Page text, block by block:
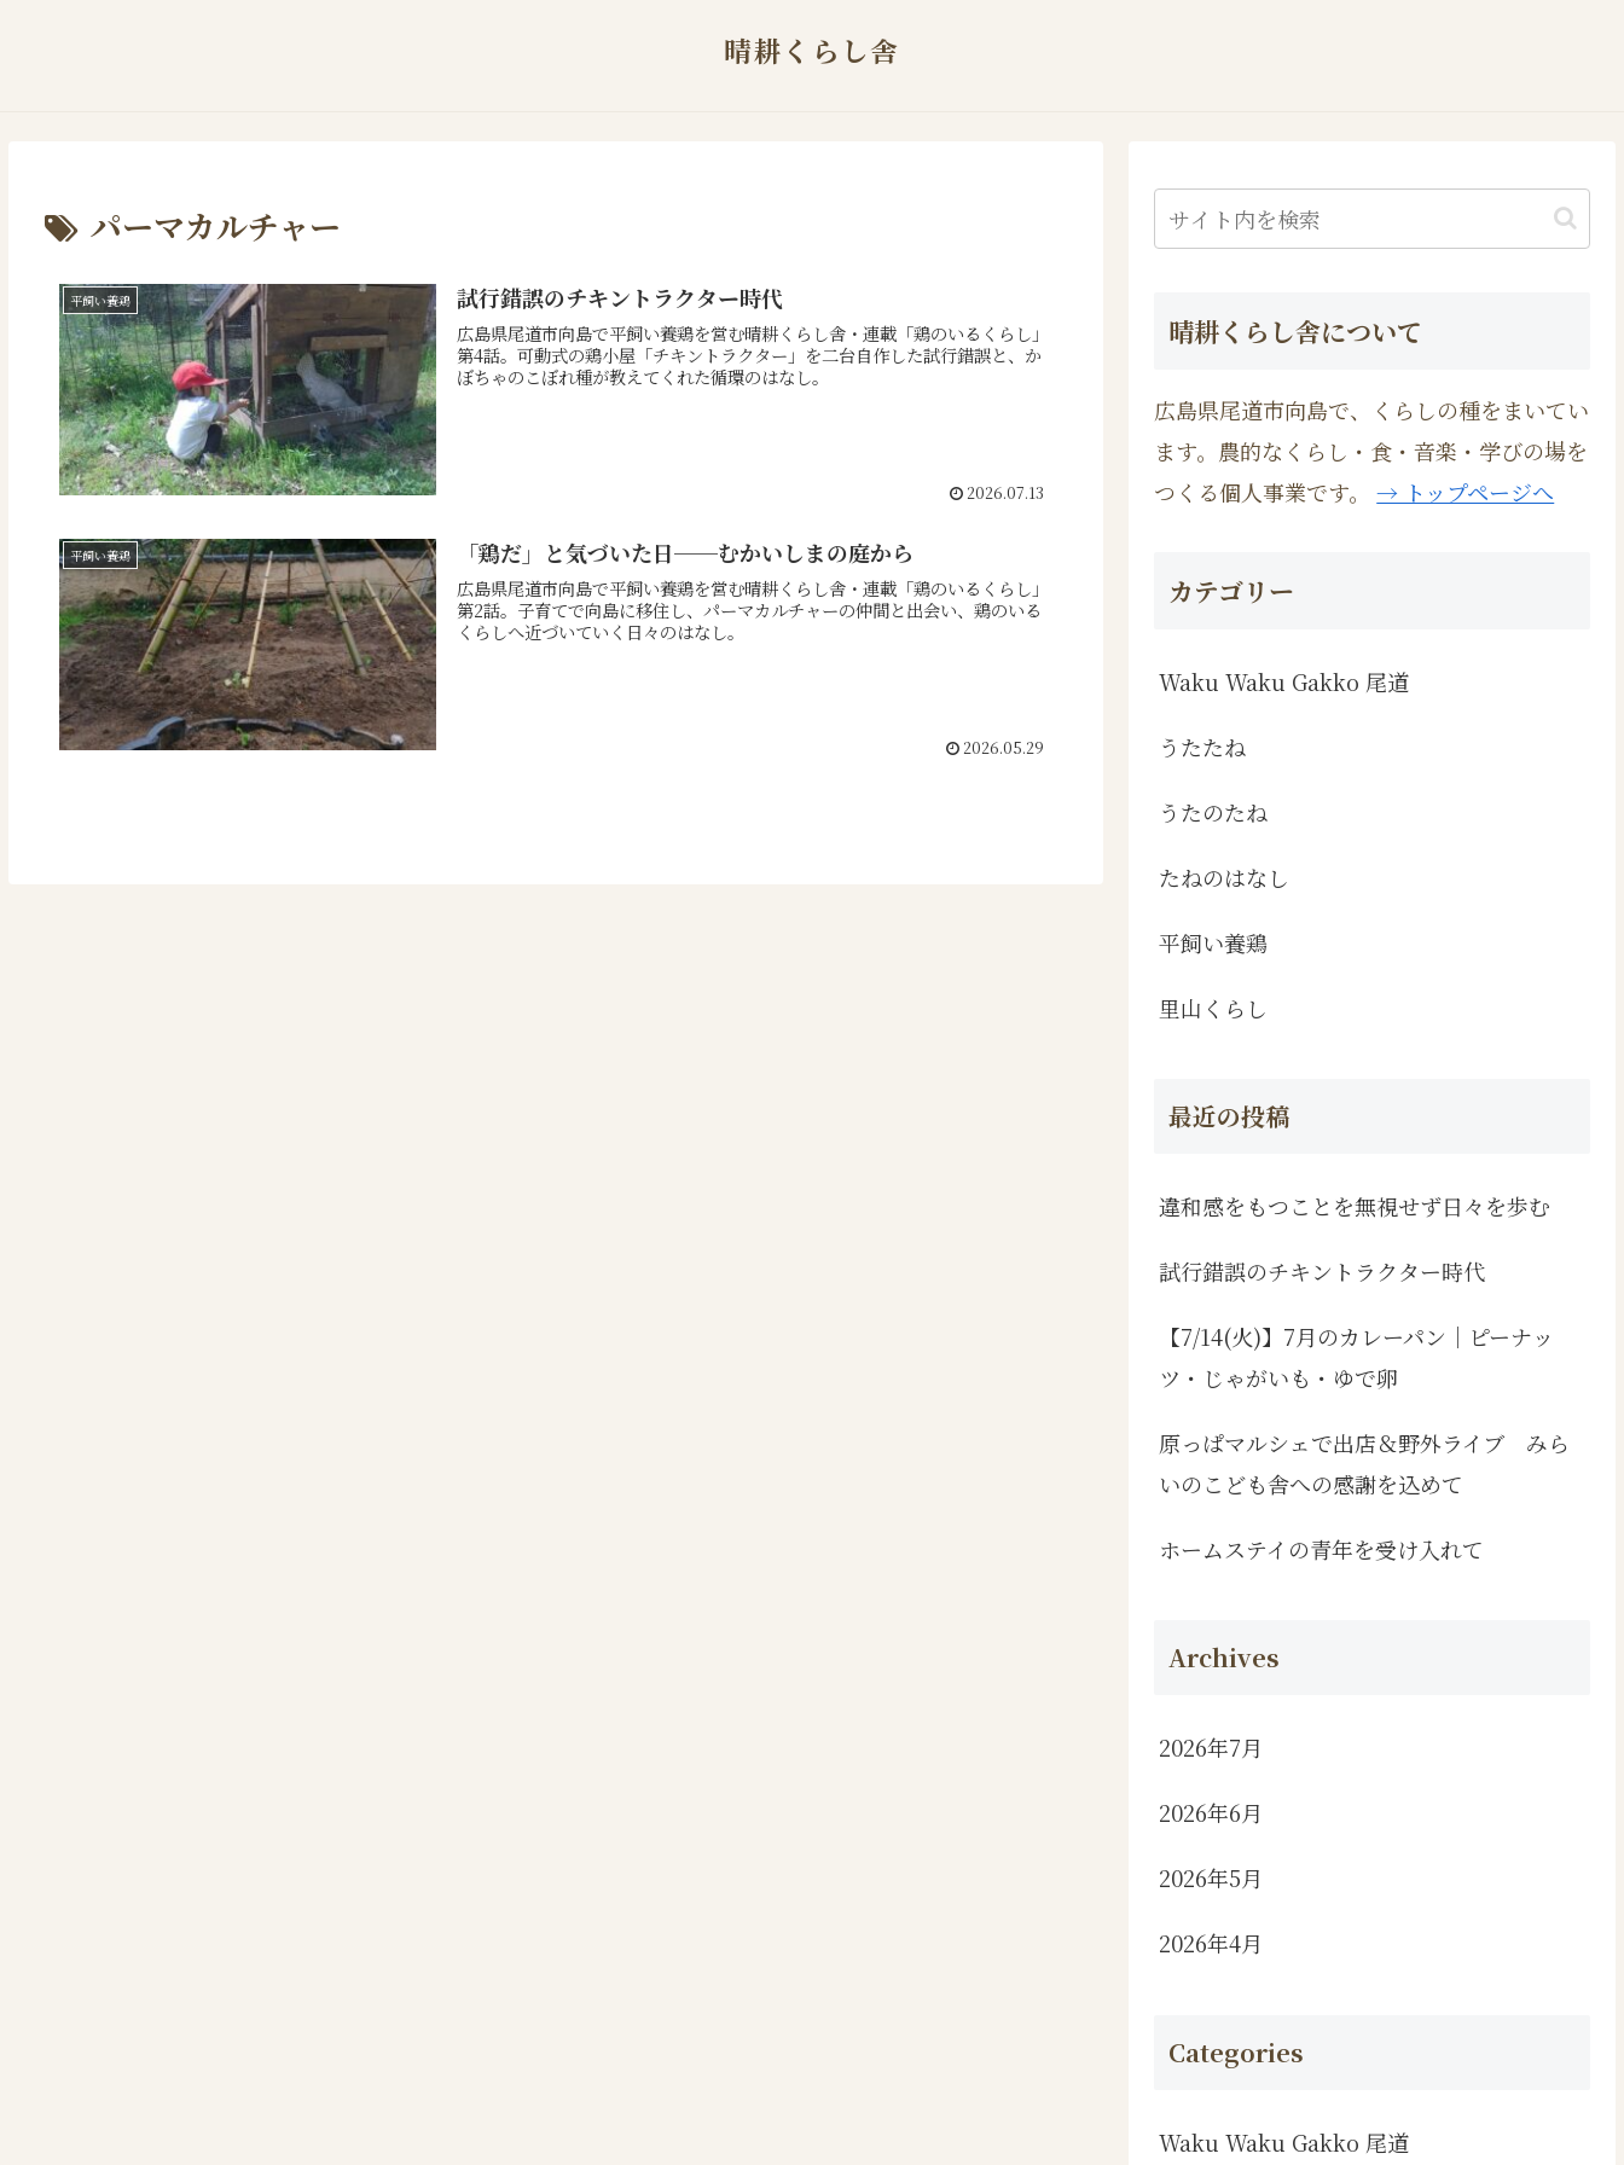
晴耕くらし舎
パーマカルチャー
平飼い養鶏 試行錯誤のチキントラクター時代
広島県尾道市向島で平飼い養鶏を営む晴耕くらし舎・連載「鶏のいるくらし」
第4話。可動式の鶏小屋「チキントラクター」を二台自作した試行錯誤と、か
ぼちゃのこぼれ種が教えてくれた循環のはなし。
2026.07.13
平飼い養鶏 「鶏だ」と気づいた日──むかいしまの庭から
広島県尾道市向島で平飼い養鶏を営む晴耕くらし舎・連載「鶏のいるくらし」
第2話。子育てで向島に移住し、パーマカルチャーの仲間と出会い、鶏のいる
くらしへ近づいていく日々のはなし。
2026.05.29
晴耕くらし舎について
広島県尾道市向島で、くらしの種をまいてい
ます。農的なくらし・食・音楽・学びの場を
つくる個人事業です。→ トップページへ
カテゴリー
Waku Waku Gakko 尾道
うたたね
うたのたね
たねのはなし
平飼い養鶏
里山くらし
最近の投稿
違和感をもつことを無視せず日々を歩む
試行錯誤のチキントラクター時代
【7/14(火)】7月のカレーパン｜ピーナッ
ツ・じゃがいも・ゆで卵
原っぱマルシェで出店＆野外ライブ みら
いのこども舎への感謝を込めて
ホームステイの青年を受け入れて
Archives
2026年7月
2026年6月
2026年5月
2026年4月
Categories
Waku Waku Gakko 尾道